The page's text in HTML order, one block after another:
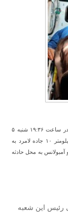
به گزارش افق فارس ؛ حسن مقیمی رئیس این شعبه گفت: در ساعت ۱۹:۳۶ شنبه ۵
مهرماه، گزارشی مبنی بر تصادف خودرو ال ۹۰ و پراید در کیلومتر ۱۰ جاده لامرد به
آمبولانس به محل حادثه
این شعبه